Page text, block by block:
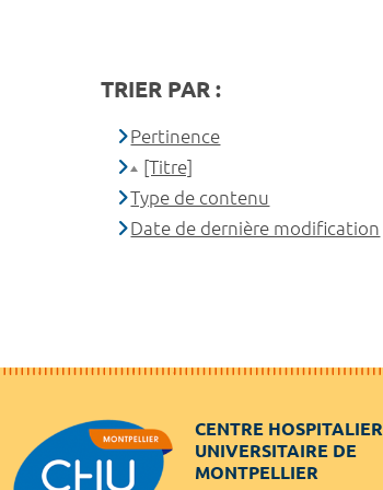
TRIER PAR :
Pertinence
[Titre]
Type de contenu
Date de dernière modification
CENTRE HOSPITALIER
UNIVERSITAIRE DE
MONTPELLIER